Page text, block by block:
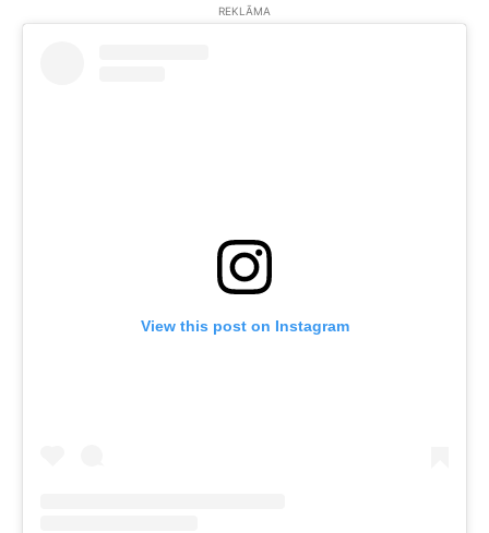
REKLĀMA
View this post on Instagram